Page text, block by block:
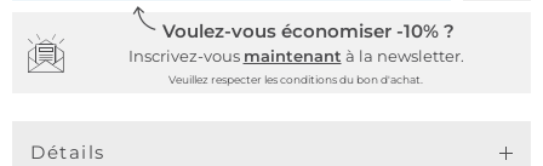
Voulez-vous économiser -10% ?
Inscrivez-vous maintenant à la newsletter.
Veuillez respecter les conditions du bon d'achat.
Détails